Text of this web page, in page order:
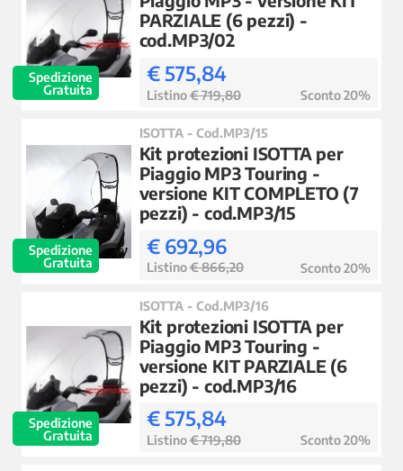
Spedizione
Gratuita
PARZIALE (6 pezzi) -
cod.MP3/02
€ 575,84
Listino€ 719,80 Sconto 20%
Spedizione
Gratuita
ISOTTA - Cod.MP3/15
Kit protezioni ISOTTA per
Piaggio MP3 Touring -
versione KIT COMPLETO (7
pezzi) - cod.MP3/15
€ 692,96
Listino€ 866,20 Sconto 20%
Spedizione
Gratuita
ISOTTA - Cod.MP3/16
Kit protezioni ISOTTA per
Piaggio MP3 Touring -
versione KIT PARZIALE (6
pezzi) - cod.MP3/16
€ 575,84
Listino€ 719,80 Sconto 20%